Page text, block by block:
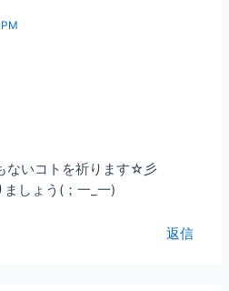
ないコトを祈ります☆彡
しょう(；一_一)
返信